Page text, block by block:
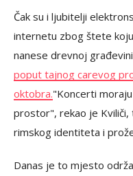
Čak su i ljubitelji
internetu zbog štete
nanese drevnoj
poput tajnog carevog
oktobra."Koncerti
prostor", rekao je
rimskog identiteta i
Danas je to mjesto